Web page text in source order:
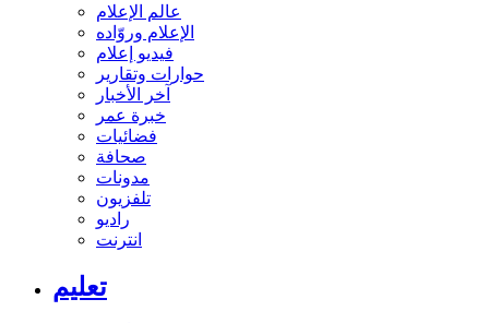
عالم الإعلام
الإعلام وروّاده
فيديو إعلام
حوارات وتقارير
آخر الأخبار
خبرة عمر
فضائيات
صحافة
مدونات
تلفزيون
راديو
انترنت
تعليم